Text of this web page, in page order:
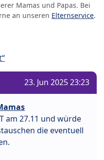
Mamas und Papas. Bei
an unseren Elternservice.
23. Jun 2025 23:23
am 27.11 und würde
die eventuell